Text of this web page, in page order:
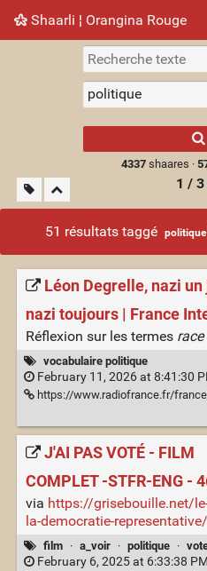
Shaarli ¦ Orangina Rouge
Nuage de tags Mur
4337shaares ·
1 / 3
51 résultats taggé politique
Léon Degrelle, nazi un
nazi toujours | France
Réflexion sur les termes race
vocabulaire politique
February 11, 2026 at 8:41:30
https://www.radiofrance.fr/franceinter/podcasts/affaires-
J'AI PAS VOTÉ - FILM
COMPLET -STFR-ENG -
via https://grisebouille.net/
la-democratie-representative/
film · a_voir · politique ·
February 6, 2025 at 6:33:38